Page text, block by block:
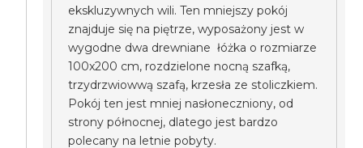
ekskluzywnych wili. Ten mniejszy pokój
znajduje się na piętrze, wyposażony jest w
wygodne dwa drewniane łóżka o rozmiarze
100x200 cm, rozdzielone nocną szafką,
trzydrzwiowwą szafą, krzesła ze stoliczkiem.
Pokój ten jest mniej nasłoneczniony, od
strony północnej, dlatego jest bardzo
polecany na letnie pobyty.